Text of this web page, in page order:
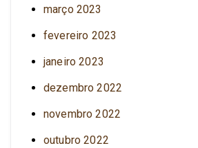
março 2023
fevereiro 2023
janeiro 2023
dezembro 2022
novembro 2022
outubro 2022